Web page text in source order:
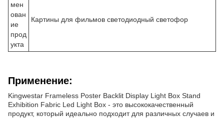
мен
ован
ие
прод
укта
Картины для фильмов светодиодный светофор
Применение:
Kingwestar Frameless Poster Backlit Display Light Box Stand
Exhibition Fabric Led Light Box - это высококачественный
продукт, который идеально подходит для различных случаев и